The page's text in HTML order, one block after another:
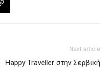
Next article
Happy Traveller στην Σερβική